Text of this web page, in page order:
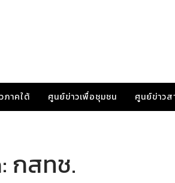
ภาคใต้ ศูนย์ข่าวเพื่อชุมชน ศูนย์ข่าว
กสทช.